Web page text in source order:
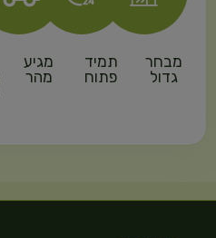
מבחר
גדול
תמיד
פתוח
מגיע
מהר